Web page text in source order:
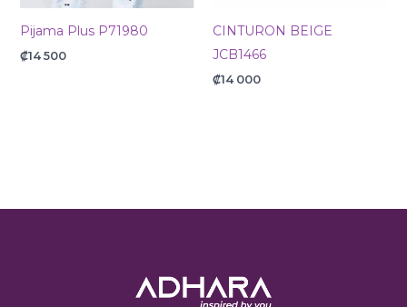
Pijama Plus P71980
₡14 500
CINTURON BEIGE
JCB1466
₡14 000